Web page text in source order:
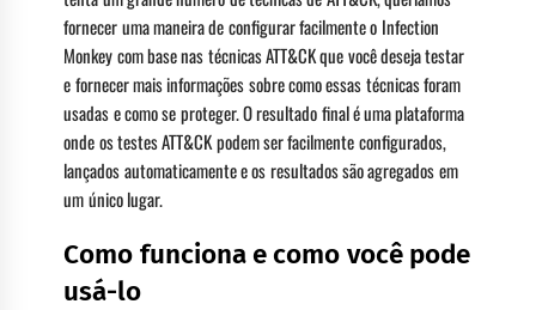
fornecer uma maneira de configurar facilmente o Infection
Monkey com base nas técnicas ATT&CK que você deseja testar
e fornecer mais informações sobre como essas técnicas foram
usadas e como se proteger. O resultado final é uma plataforma
onde os testes ATT&CK podem ser facilmente configurados,
lançados automaticamente e os resultados são agregados em
um único lugar.
Como funciona e como você pode
usá-lo